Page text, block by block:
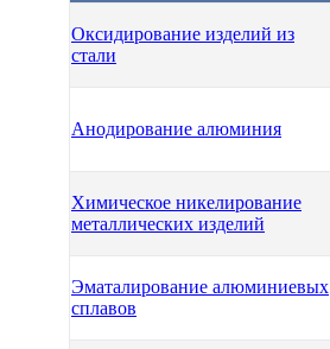
Оксидирование изделий из
стали
Анодирование алюминия
Химическое никелирование
металлических изделий
Эматалирование алюминиевых
сплавов